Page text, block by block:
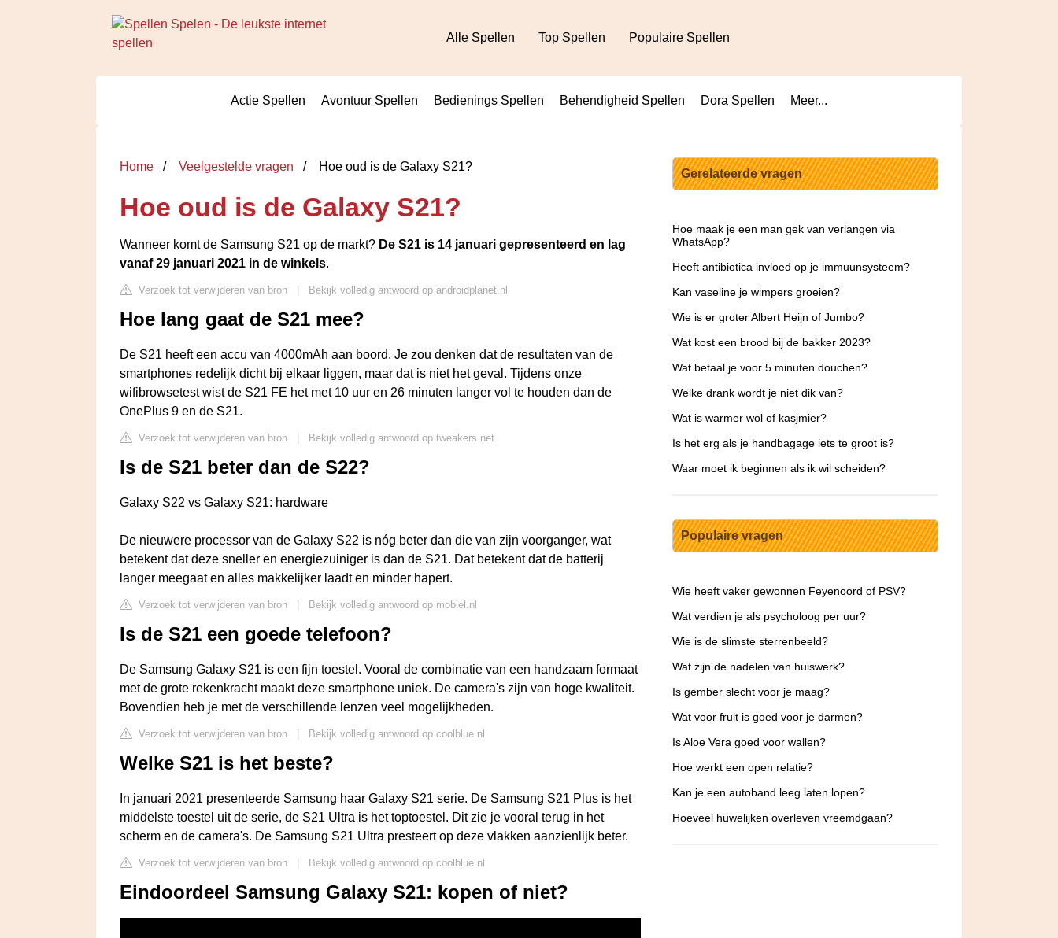
Alle Spellen Top Spellen Populaire Spellen
Actie Spellen Avontuur Spellen Bedienings Spellen Behendigheid Spellen Dora Spellen Meer...
Home Veelgestelde vragen Hoe oud is de Galaxy S21?
Hoe oud is de Galaxy S21?
Wanneer komt de Samsung S21 op de markt? De S21 is 14 januari gepresenteerd en lag
vanaf 29 januari 2021 in de winkels.
Verzoek tot verwijderen van bron Bekijk volledig antwoord op androidplanet.nl
Hoe lang gaat de S21 mee?
De S21 heeft een accu van 4000mAh aan boord. Je zou denken dat de resultaten van de
smartphones redelijk dicht bij elkaar liggen, maar dat is niet het geval. Tijdens onze
wifibrowsetest wist de S21 FE het met 10 uur en 26 minuten langer vol te houden dan de
OnePlus 9 en de S21.
Verzoek tot verwijderen van bron Bekijk volledig antwoord op tweakers.net
Is de S21 beter dan de S22?
Galaxy S22 vs Galaxy S21: hardware
De nieuwere processor van de Galaxy S22 is nóg beter dan die van zijn voorganger, wat
betekent dat deze sneller en energiezuiniger is dan de S21. Dat betekent dat de batterij
langer meegaat en alles makkelijker laadt en minder hapert.
Verzoek tot verwijderen van bron Bekijk volledig antwoord op mobiel.nl
Is de S21 een goede telefoon?
De Samsung Galaxy S21 is een fijn toestel. Vooral de combinatie van een handzaam formaat
met de grote rekenkracht maakt deze smartphone uniek. De camera's zijn van hoge kwaliteit.
Bovendien heb je met de verschillende lenzen veel mogelijkheden.
Verzoek tot verwijderen van bron Bekijk volledig antwoord op coolblue.nl
Welke S21 is het beste?
In januari 2021 presenteerde Samsung haar Galaxy S21 serie. De Samsung S21 Plus is het
middelste toestel uit de serie, de S21 Ultra is het toptoestel. Dit zie je vooral terug in het
scherm en de camera's. De Samsung S21 Ultra presteert op deze vlakken aanzienlijk beter.
Verzoek tot verwijderen van bron Bekijk volledig antwoord op coolblue.nl
Eindoordeel Samsung Galaxy S21: kopen of niet?
Gerelateerde vragen
Hoe maak je een man gek van verlangen via
WhatsApp?
Heeft antibiotica invloed op je immuunsysteem?
Kan vaseline je wimpers groeien?
Wie is er groter Albert Heijn of Jumbo?
Wat kost een brood bij de bakker 2023?
Wat betaal je voor 5 minuten douchen?
Welke drank wordt je niet dik van?
Wat is warmer wol of kasjmier?
Is het erg als je handbagage iets te groot is?
Waar moet ik beginnen als ik wil scheiden?
Populaire vragen
Wie heeft vaker gewonnen Feyenoord of PSV?
Wat verdien je als psycholoog per uur?
Wie is de slimste sterrenbeeld?
Wat zijn de nadelen van huiswerk?
Is gember slecht voor je maag?
Wat voor fruit is goed voor je darmen?
Is Aloe Vera goed voor wallen?
Hoe werkt een open relatie?
Kan je een autoband leeg laten lopen?
Hoeveel huwelijken overleven vreemdgaan?